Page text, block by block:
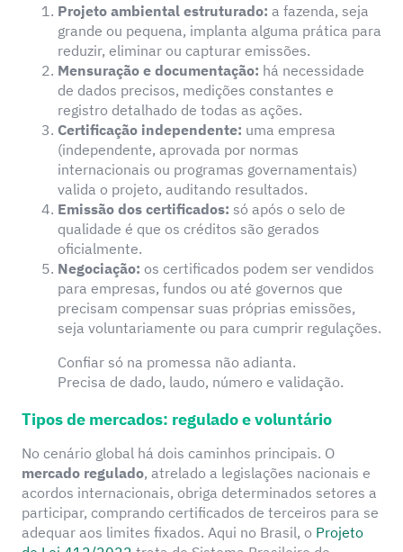
Projeto ambiental estruturado: a fazenda, seja
grande ou pequena, implanta alguma prática para
reduzir, eliminar ou capturar emissões.
Mensuração e documentação: há necessidade
de dados precisos, medições constantes e
registro detalhado de todas as ações.
Certificação independente: uma empresa
(independente, aprovada por normas
internacionais ou programas governamentais)
valida o projeto, auditando resultados.
Emissão dos certificados: só após o selo de
qualidade é que os créditos são gerados
oficialmente.
Negociação: os certificados podem ser vendidos
para empresas, fundos ou até governos que
precisam compensar suas próprias emissões,
seja voluntariamente ou para cumprir regulações.
Confiar só na promessa não adianta.
Precisa de dado, laudo, número e validação.
Tipos de mercados: regulado e voluntário
No cenário global há dois caminhos principais. O
mercado regulado, atrelado a legislações nacionais e
acordos internacionais, obriga determinados setores a
participar, comprando certificados de terceiros para se
adequar aos limites fixados. Aqui no Brasil, o Projeto